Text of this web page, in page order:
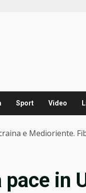
Sport Video
e Medioriente.
pace in